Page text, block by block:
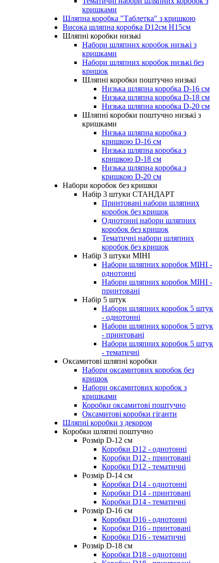
кришками
Шляпна коробка "Таблетка" з кришкою
Висока шляпна коробка D12см H15см
Шляпні коробки низькі
Набори шляпних коробок низькі з
кришками
Набори шляпних коробок низькі без
кришок
Шляпні коробки поштучно низькі
Низька шляпна коробка D-16 см
Низька шляпна коробка D-18 см
Низька шляпна коробка D-20 см
Шляпні коробки поштучно низькі з
кришками
Низька шляпна коробка з
кришкою D-16 см
Низька шляпна коробка з
кришкою D-18 см
Низька шляпна коробка з
кришкою D-20 см
Набори коробок без кришки
Набір 3 штуки СТАНДАРТ
Принтовані набори шляпних
коробок без кришок
Однотонні набори шляпних
коробок без кришок
Тематичні набори шляпних
коробок без кришок
Набір 3 штуки МІНІ
Набори шляпних коробок МІНІ -
однотонні
Набори шляпних коробок МІНІ -
принтовані
Набір 5 штук
Набори шляпних коробок 5 штук
- однотонні
Набори шляпних коробок 5 штук
- принтовані
Набори шляпних коробок 5 штук
- тематичні
Оксамитові шляпні коробки
Набори оксамитових коробок без
кришок
Набори оксамитових коробок з
кришками
Коробки оксамитові поштучно
Оксамитові коробки гіганти
Шляпні коробки з декором
Коробки шляпні поштучно
Розмір D-12 cм
Коробки D12 - однотонні
Коробки D12 - принтовані
Коробки D12 - тематичні
Розмір D-14 cм
Коробки D14 - однотонні
Коробки D14 - принтовані
Коробки D14 - тематичні
Розмір D-16 cм
Коробки D16 - однотонні
Коробки D16 - принтовані
Коробки D16 - тематичні
Розмір D-18 cм
Коробки D18 - однотонні